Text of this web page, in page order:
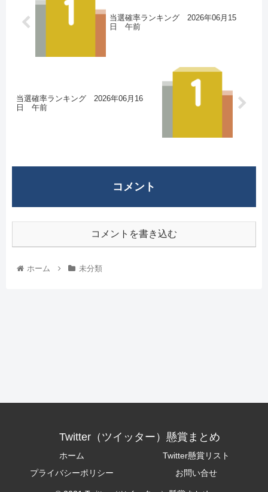
当選確率ランキング 2026年06月15
日 午前
当選確率ランキング 2026年06月16
日 午前
コメント
コメントを書き込む
ホーム 未分類
Twitter（ツイッター）懸賞まとめ
ホーム
Twitter懸賞リスト
プライバシーポリシー
お問い合せ